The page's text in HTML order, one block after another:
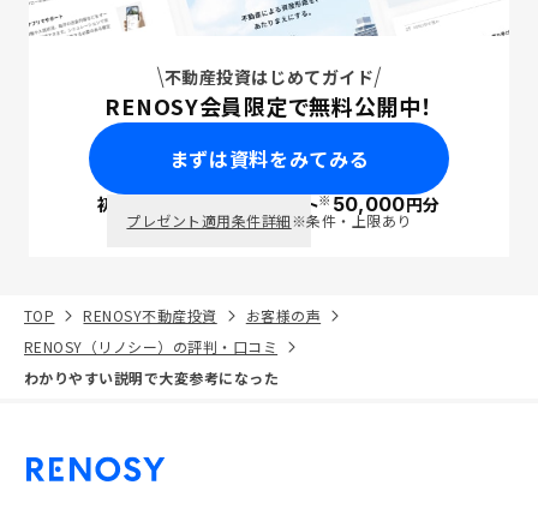
不動産投資はじめてガイド
RENOSY会員限定で無料公開中！
まずは資料をみてみる
初回面談で ポイント※50,000円分
プレゼント適用条件詳細※条件・上限あり
TOP RENOSY不動産投資
お客様の声
RENOSY（リノシー）の評判・口コミ
わかりやすい説明で大変参考になった